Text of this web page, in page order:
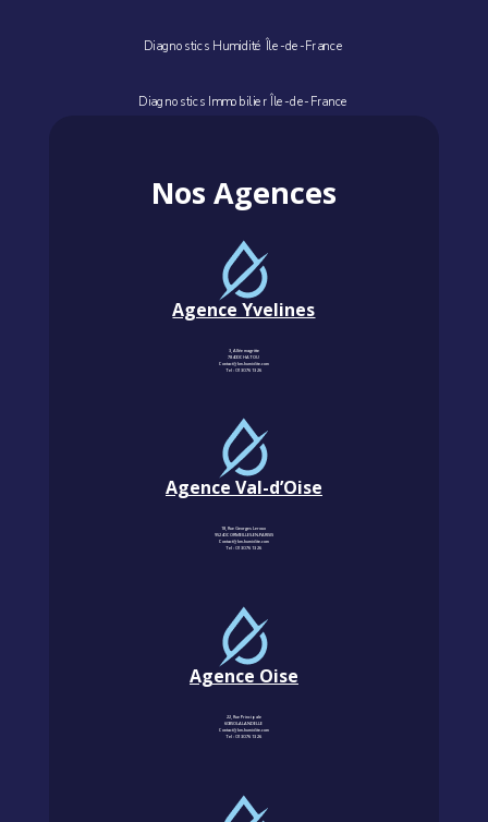
Diagnostics Humidité Île-de-France
Diagnostics Immobilier Île-de-France
Nos Agences
Agence Yvelines
3, Allée magritte
78400 CHATOU
Contact@km-humidite.com
Tel :01 30 76 13 26
Agence Val-d’Oise
18, Rue Georges Leroux
95240 CORMEILLES-EN-PARISIS
Contact@km-humidite.com
Tel :01 30 76 13 26
Agence Oise
22, Rue Principale
60850 LALANDELLE
Contact@km-humidite.com
Tel :01 30 76 13 26